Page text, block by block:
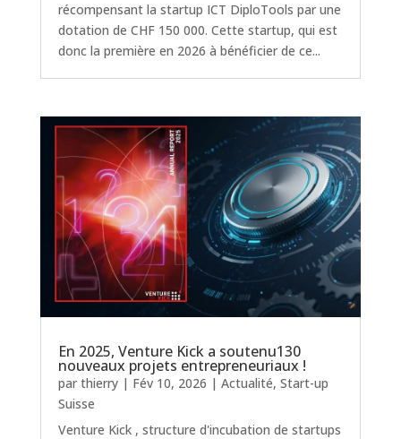
récompensant la startup ICT DiploTools par une
dotation de CHF 150 000. Cette startup, qui est
donc la première en 2026 à bénéficier de ce...
En 2025, Venture Kick a soutenu130
nouveaux projets entrepreneuriaux !
par thierry| Fév 10, 2026 | Actualité, Start-up
Suisse
Venture Kick , structure d'incubation de startups